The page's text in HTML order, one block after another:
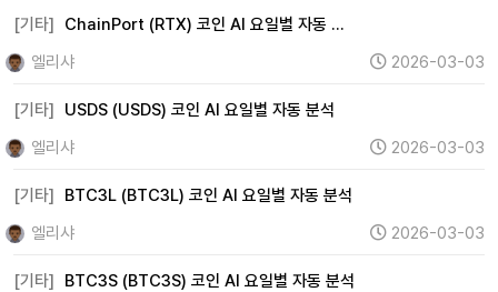
[기타]
ChainPort (RTX) 코인 AI 요일별 자동 …
엘리샤
2026-03-03
[기타]
USDS (USDS) 코인 AI 요일별 자동 분석
엘리샤
2026-03-03
[기타]
BTC3L (BTC3L) 코인 AI 요일별 자동 분석
엘리샤
2026-03-03
[기타]
BTC3S (BTC3S) 코인 AI 요일별 자동 분석